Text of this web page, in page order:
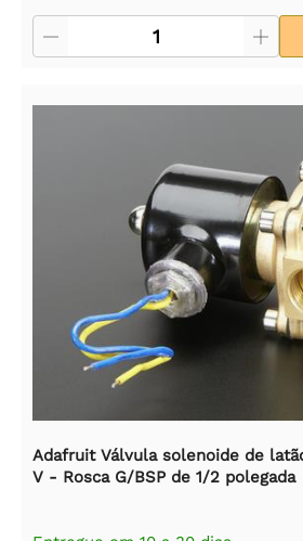
Adafruit Válvula solenoide de
V - Rosca G/BSP de 1/2 polegada